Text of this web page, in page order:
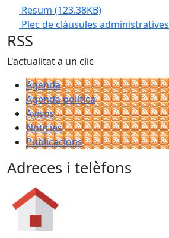
Resum (123.38KB)
Plec de clàusules administratives
RSS
L'actualitat a un clic
Agenda
Agenda política
Avisos
Notícies
Publicacions
Adreces i telèfons